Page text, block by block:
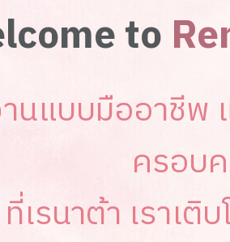
to
นแบบมืออาชีพ
ครอบ
ที่เรนาต้า เราเติ